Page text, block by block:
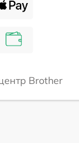
Brother